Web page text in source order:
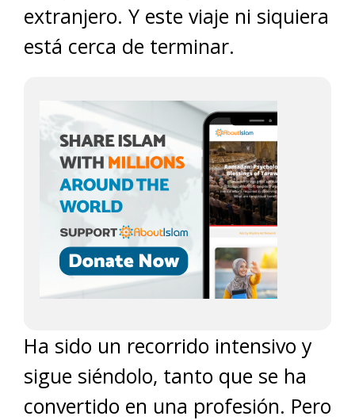
extranjero. Y este viaje ni siquiera
está cerca de terminar.
Ha sido un recorrido intensivo y
sigue siéndolo, tanto que se ha
convertido en una profesión. Pero